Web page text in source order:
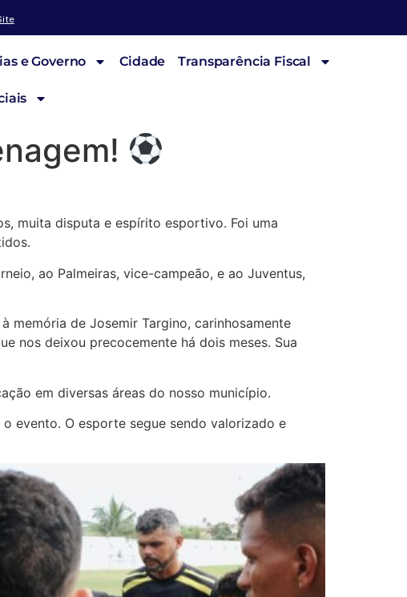
e Governo Cidade Transparência Fiscal
muita disputa e espírito esportivo. Foi uma
ao Palmeiras, vice-campeão, e ao Juventus,
de Josemir Targino, carinhosamente
nos deixou precocemente há dois meses. Sua
em diversas áreas do nosso município.
evento. O esporte segue sendo valorizado e